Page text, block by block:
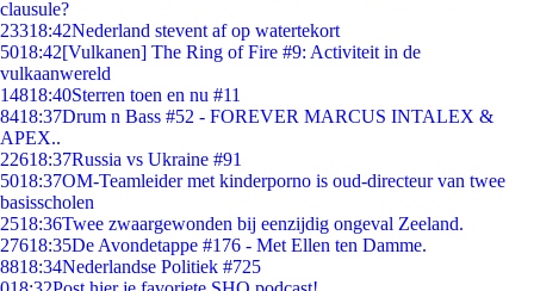
clausule?
23318:42Nederland stevent af op watertekort
5018:42[Vulkanen] The Ring of Fire #9: Activiteit in de
vulkaanwereld
14818:40Sterren toen en nu #11
8418:37Drum n Bass #52 - FOREVER MARCUS INTALEX &
APEX..
22618:37Russia vs Ukraine #91
5018:37OM-Teamleider met kinderporno is oud-directeur van twee
basisscholen
2518:36Twee zwaargewonden bij eenzijdig ongeval Zeeland.
27618:35De Avondetappe #176 - Met Ellen ten Damme.
8818:34Nederlandse Politiek #725